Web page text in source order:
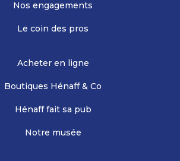
Nos engagements
Le coin des pros
Acheter en ligne
Boutiques Hénaff & Co
Hénaff fait sa pub
Notre musée